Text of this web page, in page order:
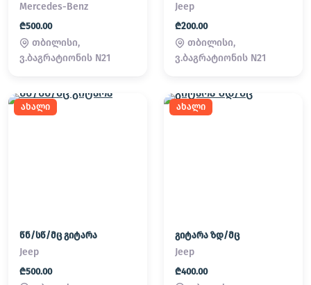
Mercedes-Benz
₾500.00
თბილისი,
ვ.ბაგრატიონის N21
Jeep
₾200.00
თბილისი,
ვ.ბაგრატიონის N21
ახალი
წნ/სწ/მც გიტარა
Jeep
₾500.00
ახალი
გიტარა ზდ/მც
Jeep
₾400.00